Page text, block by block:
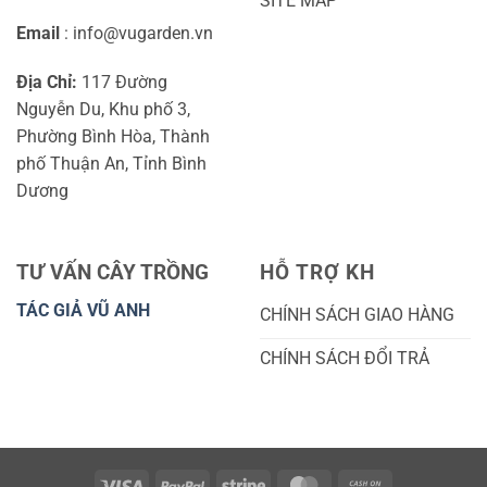
Email : info@vugarden.vn
Địa Chỉ: 117 Đường
Nguyễn Du, Khu phố 3,
Phường Bình Hòa, Thành
phố Thuận An, Tỉnh Bình
Dương
TƯ VẤN CÂY TRỒNG
TÁC GIẢ VŨ ANH
HỖ TRỢ KH
CHÍNH SÁCH GIAO HÀNG
CHÍNH SÁCH ĐỔI TRẢ